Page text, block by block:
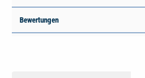
Bewertungen